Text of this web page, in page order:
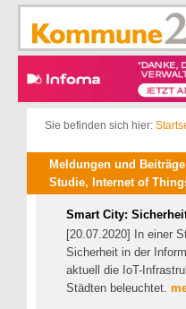
Zum
springen
Sie befinden sich hier:
Meldungen und
Studie, Internet of
Smart City:
[20.07.2020] In einer
Sicherheit in der
aktuell die IoT-
Städten beleuchtet.